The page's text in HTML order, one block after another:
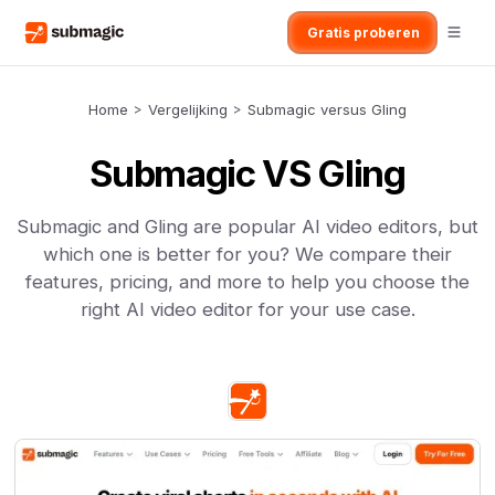
Gratis proberen
Home > Vergelijking > Submagic versus Gling
Submagic VS Gling
Submagic and Gling are popular AI video editors, but
which one is better for you? We compare their
features, pricing, and more to help you choose the
right AI video editor for your use case.